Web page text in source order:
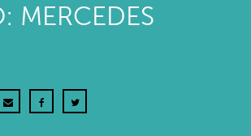
MERCEDES